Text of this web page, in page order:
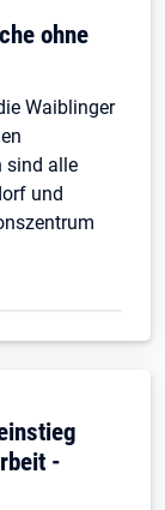
ohne
Waiblinger
sind alle
und
-